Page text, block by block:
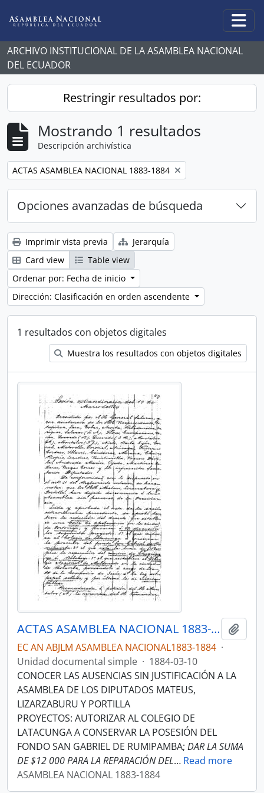
ARCHIVO INSTITUCIONAL DE LA ASAMBLEA NACIONAL
DEL ECUADOR
Restringir resultados por:
Mostrando 1 resultados
Descripción archivística
Remove filter:
ACTAS ASAMBLEA NACIONAL 1883-1884
Opciones avanzadas de búsqueda
Imprimir vista previa
Jerarquía
Card view
Table view
Ordenar por: Fecha de inicio
Dirección: Clasificación en orden ascendente
1 resultados con objetos digitales
Muestra los resultados con objetos digitales
ACTAS ASAMBLEA NACIONAL 1883-1884
EC AN ABJLM ASAMBLEA NACIONAL1883-1884 ·
Unidad documental simple · 1884-03-10
CONOCER LAS AUSENCIAS SIN JUSTIFICACIÓN A LA
ASAMBLEA DE LOS DIPUTADOS MATEUS,
LIZARZABURU Y PORTILLA
PROYECTOS: AUTORIZAR AL COLEGIO DE
LATACUNGA A CONSERVAR LA POSESIÓN DEL
FONDO SAN GABRIEL DE RUMIPAMBA; DAR LA SUMA
DE $12 000 PARA LA REPARACIÓN DEL… Read more
ASAMBLEA NACIONAL 1883-1884